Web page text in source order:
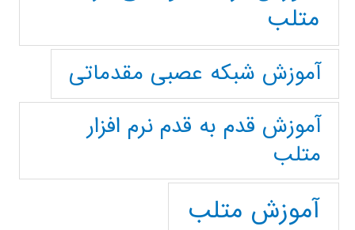
متلب
آموزش شبکه عصبی مقدماتی
آموزش قدم به قدم نرم افزار
متلب
آموزش متلب